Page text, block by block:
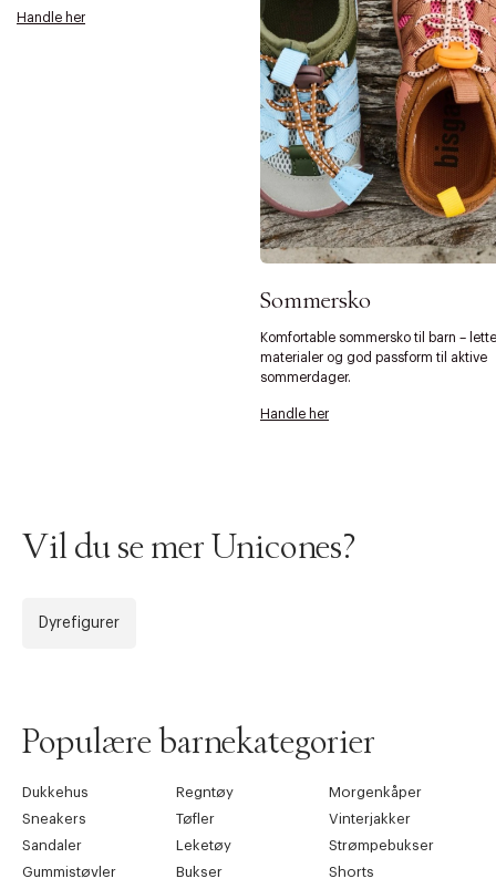
Handle her
Sommersko
Komfortable sommersko til barn – lette
materialer og god passform til aktive
sommerdager.
Handle her
Vil du se mer Unicones?
Dyrefigurer
Populære barnekategorier
Dukkehus Regntøy
Morgenkåper
Sneakers
Tøfler
Vinterjakker
Sandaler
Leketøy
Strømpebukser
Gummistøvler
Bukser
Shorts